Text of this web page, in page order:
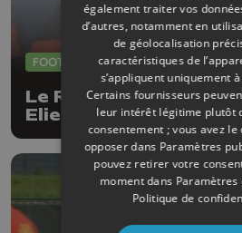
FOOTBALL
Le RFC Liège recrute
Elie Ilunga Kitoko
également traiter vos
d’autres, notamment en
de géolocalisation
caractéristiques de
s’appliquent uniquement
Certains fournisseurs
leur intérêt légitime plutôt
consentement ; vous avez
opposer dans Paramètres
pouvez retirer votre
moment dans Paramètres
Politique de